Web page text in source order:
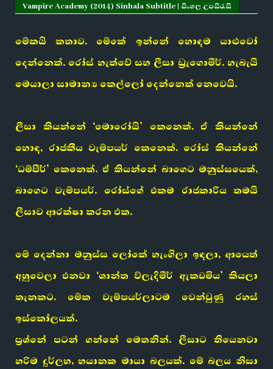
Vampire Academy (2014) Sinhala Subtitle | සිංහල උපසිරැසි
මේකයි කතාව. මේකේ ඉන්නේ හොඳම යාළුවෝ
දෙන්නෙක්. රෝස් හැත්වේ සහ ලීසා ඩ්‍රැගොමීර්. හැබැයි
මෙයාලා සාමාන්‍ය කෙල්ලෝ දෙන්නෙක් නෙවෙයි.
ලීසා කියන්නේ ‘මොරෝයි’ කෙනෙක්. ඒ කියන්නේ
හොඳ, රාජකීය වැම්පයර් කෙනෙක්. රෝස් කියන්නේ
‘ධම්පීර්’ කෙනෙක්. ඒ කියන්නේ බාගෙට මනුස්සයෙක්,
බාගෙට වැම්පයර්. රෝස්ගේ එකම රාජකාරිය තමයි
ලීසාව ආරක්ෂා කරන එක.
මේ දෙන්නා මනුස්ස ලෝකේ හැංගිලා ඉඳලා, ආයෙත්
අහුවෙලා එනවා ‘ශාන්ත ව්ලැදිමීර් ඇකඩමිය’ කියලා
තැනකට. මේක වැම්පයර්ලාටම වෙන්වුණු රහස්
ඉස්කෝලයක්.
ප්‍රශ්නේ පටන් ගන්නේ මෙතනින්. ලීසාට තියෙනවා
හරිම දුර්ලභ, භයානක මායා බලයක්. මේ බලය නිසා